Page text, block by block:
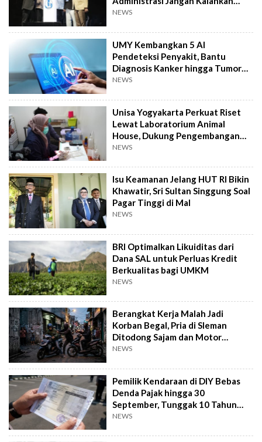
Kemanusiaan
NEWS
UMY Kembangkan 5 AI
Pendeteksi Penyakit, Bantu
Diagnosis Kanker hingga Tumor
Otak Lebih Cepat
NEWS
Unisa Yogyakarta Perkuat Riset
Lewat Laboratorium Animal
House, Dukung Pengembangan
Kandidat Obat
NEWS
Isu Keamanan Jelang HUT RI Bikin
Khawatir, Sri Sultan Singgung Soal
Pagar Tinggi di Mal
NEWS
BRI Optimalkan Likuiditas dari
Dana SAL untuk Perluas Kredit
Berkualitas bagi UMKM
NEWS
Berangkat Kerja Malah Jadi
Korban Begal, Pria di Sleman
Ditodong Sajam dan Motor
Digasak
NEWS
Pemilik Kendaraan di DIY Bebas
Denda Pajak hingga 30
September, Tunggak 10 Tahun
Cukup Bayar 5 Tahun
NEWS